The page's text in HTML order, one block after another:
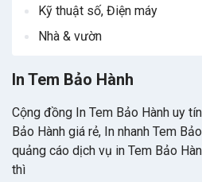
In Tem Bảo Hành
Cộng đồng In Tem Bảo Hành uy
Bảo Hành giá rẻ, In nhanh Tem
quảng cáo dịch vụ in Tem Bảo
thì
Kỹ thuật số, Điện máy
Nhà & vườn